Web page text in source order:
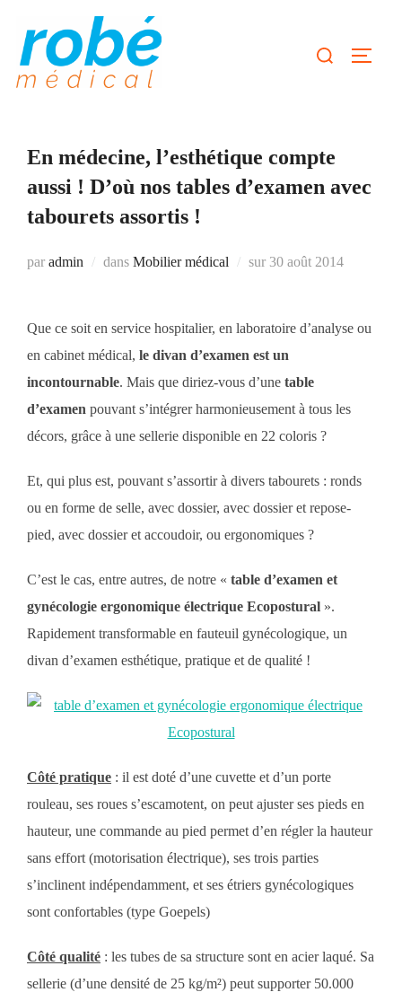
contenu
Rechercher :
En médecine, l’esthétique compte
aussi ! D’où nos tables d’examen avec
tabourets assortis !
par admin dans Mobilier médical sur Publié
30 août 2014
Que ce soit en service hospitalier, en laboratoire d’analyse ou
en cabinet médical, le divan d’examen est un
incontournable. Mais que diriez-vous d’une table
d’examen pouvant s’intégrer harmonieusement à tous les
décors, grâce à une sellerie disponible en 22 coloris ?
Et, qui plus est, pouvant s’assortir à divers tabourets : ronds
ou en forme de selle, avec dossier, avec dossier et repose-
pied, avec dossier et accoudoir, ou ergonomiques ?
C’est le cas, entre autres, de notre « table d’examen et
gynécologie ergonomique électrique Ecopostural ».
Rapidement transformable en fauteuil gynécologique, un
divan d’examen esthétique, pratique et de qualité !
Côté pratique : il est doté d’une cuvette et d’un porte
rouleau, ses roues s’escamotent, on peut ajuster ses pieds en
hauteur, une commande au pied permet d’en régler la hauteur
sans effort (motorisation électrique), ses trois parties
s’inclinent indépendamment, et ses étriers gynécologiques
sont confortables (type Goepels)
Côté qualité : les tubes de sa structure sont en acier laqué. Sa
sellerie (d’une densité de 25 kg/m²) peut supporter 50.000